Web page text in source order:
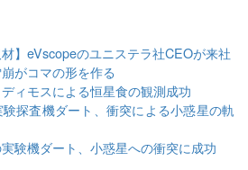
材】eVscopeのユニステラ社CEOが来社
がコマの形を作る
ィモスによる恒星食の観測成功
探査機ダート、衝突による小惑星の軌
験機ダート、小惑星への衝突に成功